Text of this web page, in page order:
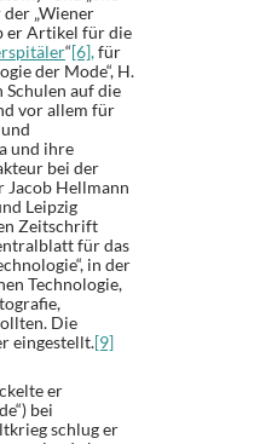
der „Wiener
er Artikel für die
“[6],für
der Mode“, H.
Schulen auf die
vor allem für
und ihre
bei der
Jacob Hellmann
Leipzig
Zeitschrift
für das
in der
Technologie,
Die
eingestellt.[9]
er
bei
schlug er